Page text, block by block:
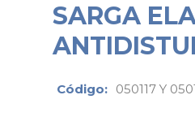
SARGA
Código: 050117 Y